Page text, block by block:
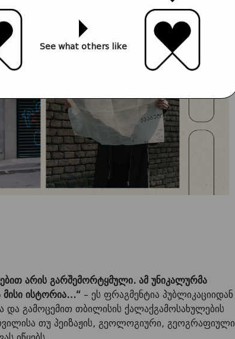
არის გარშემორტყმული. ამ უნიკალურმა
მისი ისტორია…“– ეს ფრაგმენტია პუბლიკაციიდან
გამოცემით თბილისის ქალაქგამოსახულების
თუ პეიზაჟის, გეოლოგიური, გეოგრაფიული
See what others like